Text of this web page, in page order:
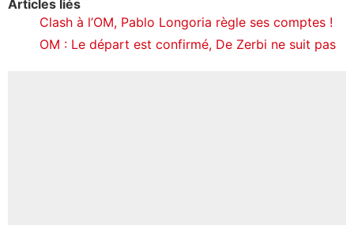
Articles liés
Clash à l’OM, Pablo Longoria règle ses comptes !
OM : Le départ est confirmé, De Zerbi ne suit pas